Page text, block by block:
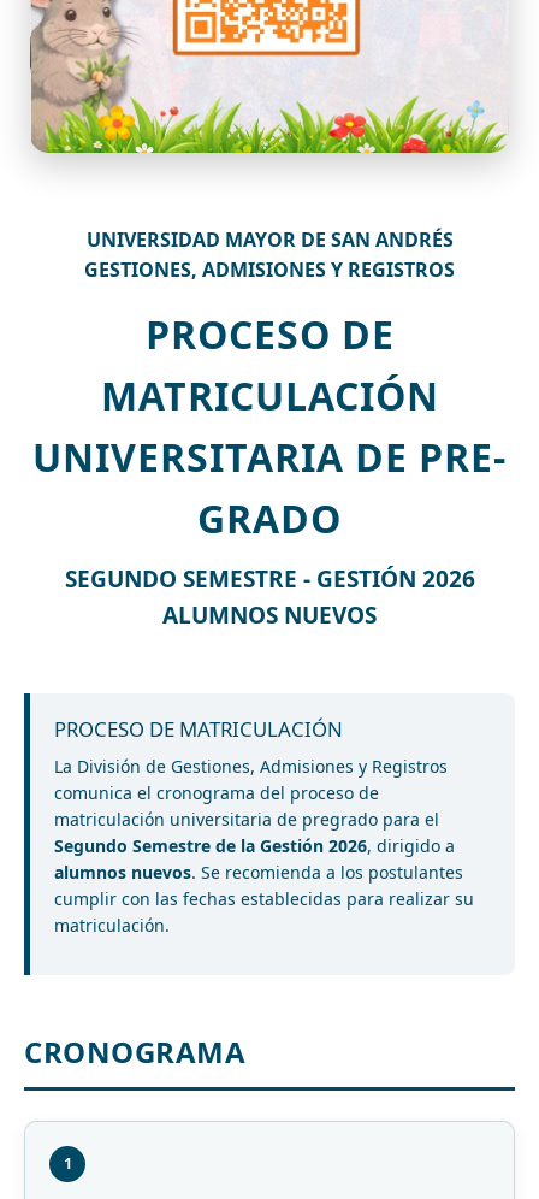
UNIVERSIDAD MAYOR DE SAN ANDRÉS
GESTIONES, ADMISIONES Y REGISTROS
PROCESO DE
MATRICULACIÓN
UNIVERSITARIA DE PRE-
GRADO
SEGUNDO SEMESTRE - GESTIÓN 2026
ALUMNOS NUEVOS
PROCESO DE MATRICULACIÓN
La División de Gestiones, Admisiones y Registros
comunica el cronograma del proceso de
matriculación universitaria de pregrado para el
Segundo Semestre de la Gestión 2026, dirigido a
alumnos nuevos. Se recomienda a los postulantes
cumplir con las fechas establecidas para realizar su
matriculación.
CRONOGRAMA
1